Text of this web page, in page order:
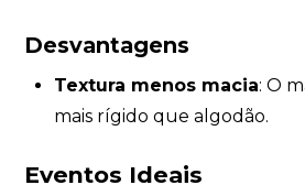
Desvantagens
Textura menos macia: O
mais rígido que algodão.
Eventos Ideais